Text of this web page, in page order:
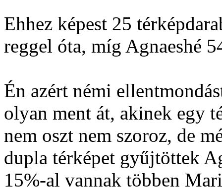
Ehhez képest 25
reggel óta, míg Agnaeshé
Én azért némi
olyan ment át, akinek egy
nem oszt nem szoroz, de
dupla térképet gyűjtöttek
15%-al vannak többen